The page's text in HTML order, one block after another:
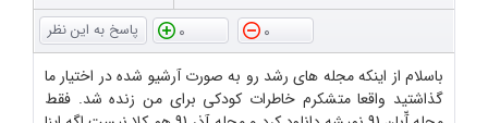
0
0
باسلام از اینکه مجله های رشد رو به صورت آرشیو شده در اختیار ما
گذاشتید واقعا متشکرم خاطرات کودکی برای من زنده شد. فقط